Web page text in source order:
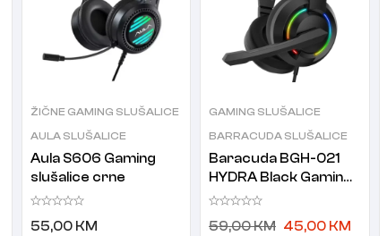
ŽIČNE GAMING SLUŠALICE
AULA SLUŠALICE
Aula S606 Gaming
slušalice crne
55,00 KM
GAMING SLUŠALICE
BARRACUDA SLUŠALICE
Baracuda BGH-021
HYDRA Black Gaming
slušalice s
59,00KM 45,00 KM